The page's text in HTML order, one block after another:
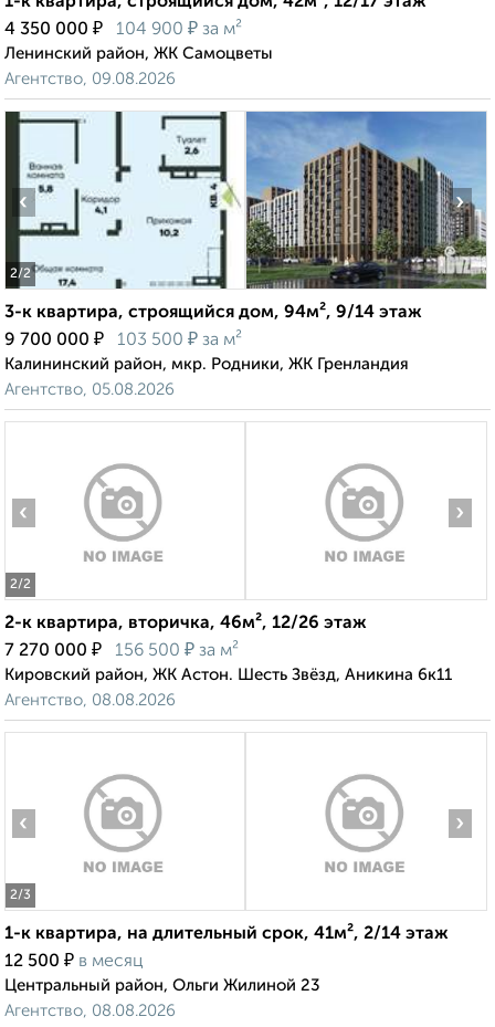
4 350 000 ₽ 104 900 ₽ за м²
Ленинский район, ЖК Самоцветы
Агентство, 09.08.2026
2/2
‹ ›
3-к квартира, строящийся дом, 94м², 9/14 этаж
9 700 000 ₽ 103 500 ₽ за м²
Калининский район, мкр. Родники, ЖК Гренландия
Агентство, 05.08.2026
2/2
‹ ›
2-к квартира, вторичка, 46м², 12/26 этаж
7 270 000 ₽ 156 500 ₽ за м²
Кировский район, ЖК Астон. Шесть Звёзд, Аникина 6к11
Агентство, 08.08.2026
2/3
‹ ›
1-к квартира, на длительный срок, 41м², 2/14 этаж
12 500 ₽ в месяц
Центральный район, Ольги Жилиной 23
Агентство, 08.08.2026